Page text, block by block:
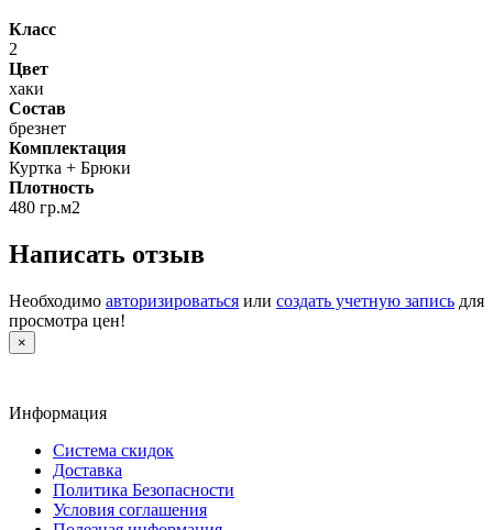
Класс
2
Цвет
хаки
Состав
брезнет
Комплектация
Куртка + Брюки
Плотность
480 гр.м2
Написать отзыв
Необходимо авторизироваться или создать учетную запись для
просмотра цен!
×
Информация
Система скидок
Доставка
Политика Безопасности
Условия соглашения